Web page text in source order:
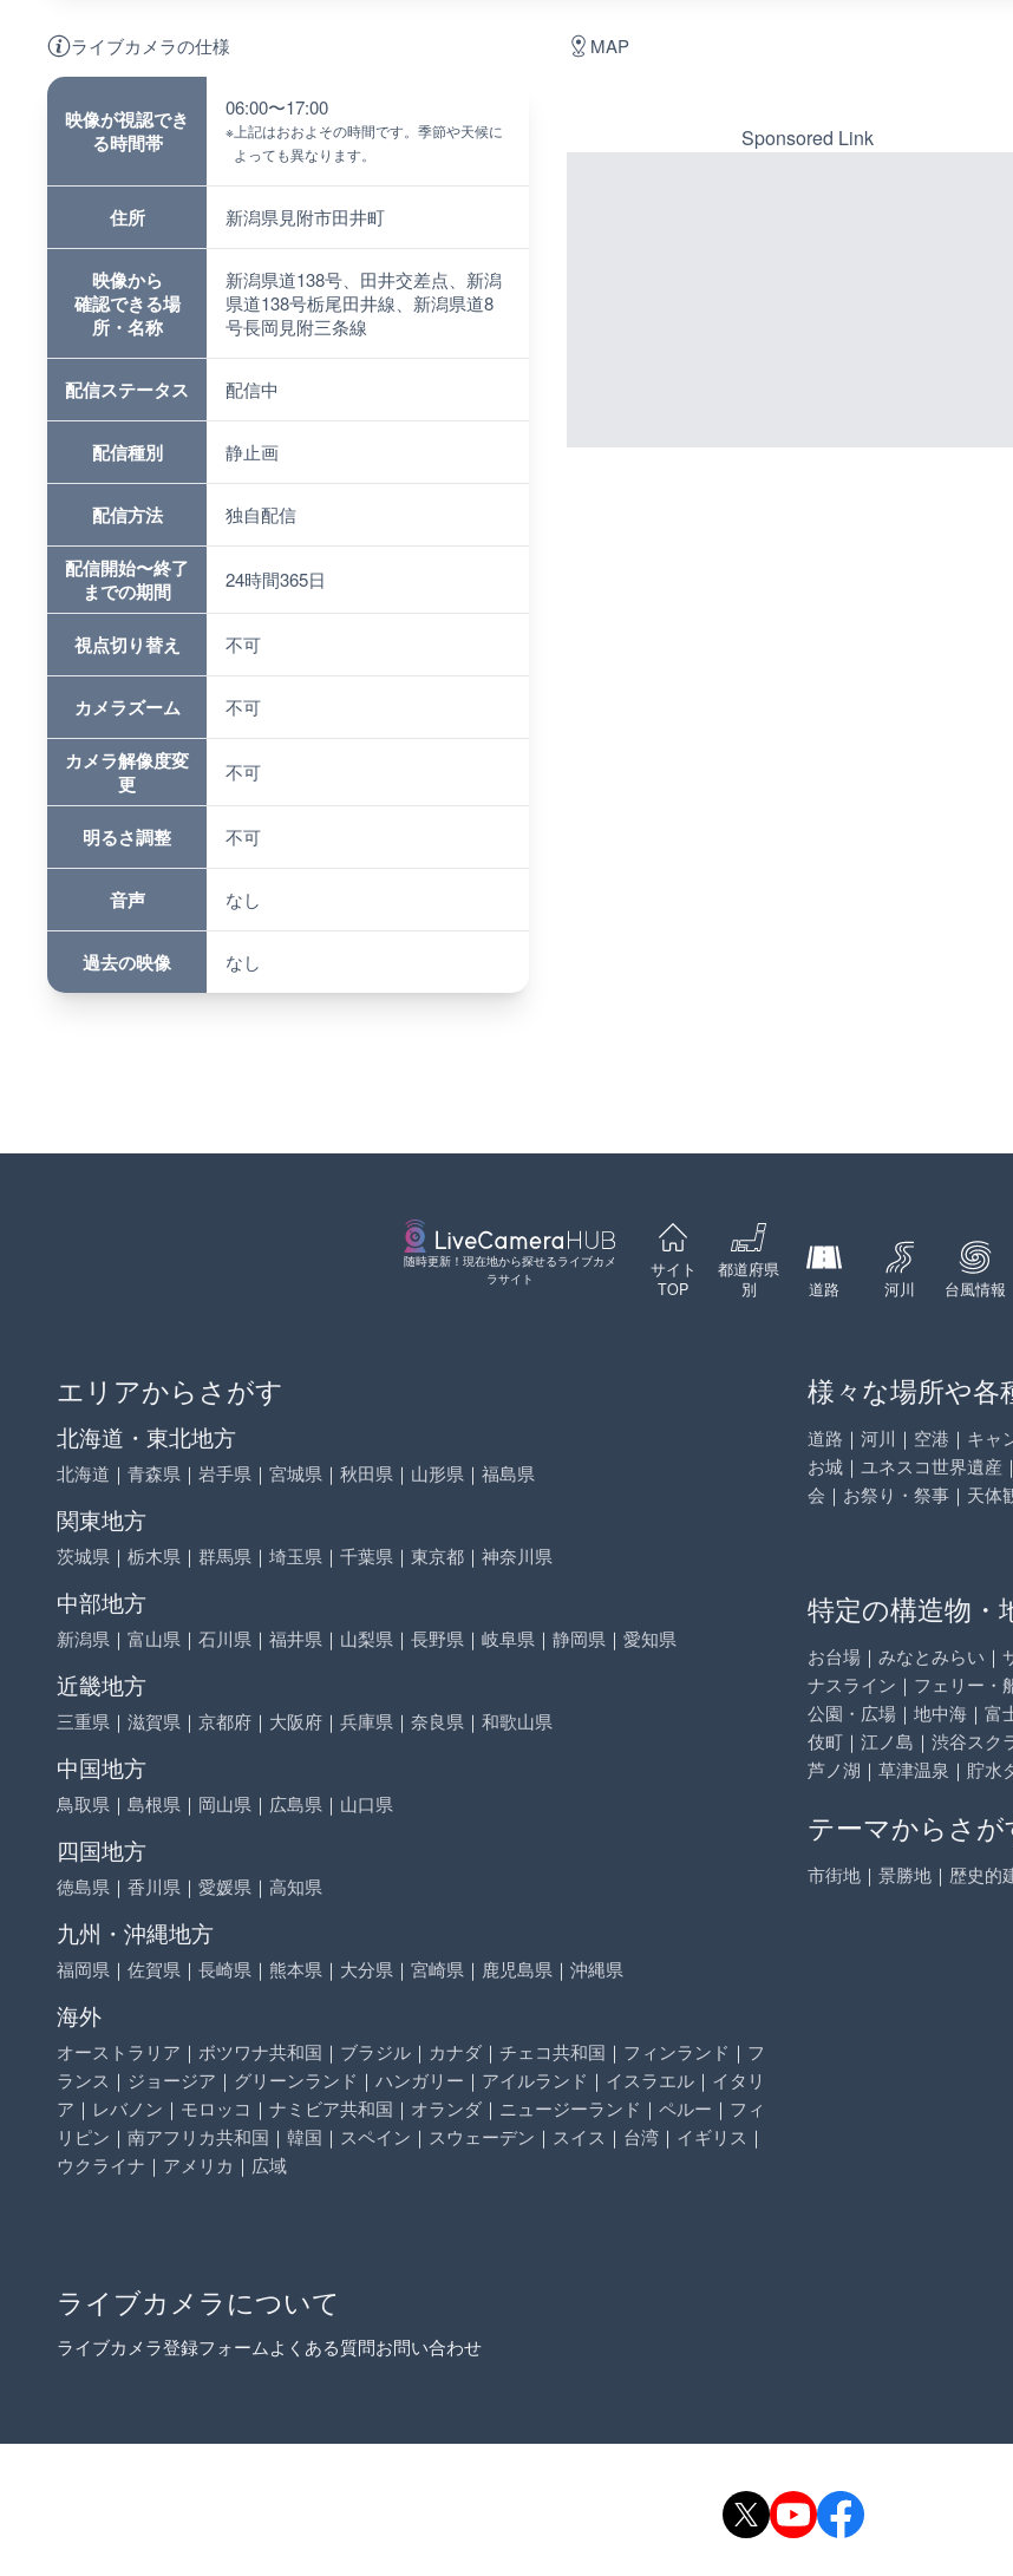
ライブカメラの仕様
映像が視認でき
る時間帯
06:00〜17:00
※ 上記はおおよその時間です。季節や天候に
よっても異なります。
住所 新潟県見附市田井町
映像から
確認できる場
所・名称
新潟県道138号、田井交差点、新潟
県道138号栃尾田井線、新潟県道8
号長岡見附三条線
配信ステータス 配信中
配信種別 静止画
配信方法 独自配信
配信開始〜終了
までの期間
24時間365日
視点切り替え 不可
カメラズーム 不可
カメラ解像度変
更
不可
明るさ調整 不可
音声 なし
過去の映像 なし
MAP
Sponsored Link
随時更新！現在地から探せるライブカメ
ラサイト
サイト
TOP
都道府県
別
道路 河川 台風情報
エリアからさがす
北海道・東北地方
北海道 ｜ 青森県 ｜ 岩手県 ｜ 宮城県 ｜ 秋田県 ｜ 山形県 ｜ 福島県
関東地方
茨城県 ｜ 栃木県 ｜ 群馬県 ｜ 埼玉県 ｜ 千葉県 ｜ 東京都 ｜ 神奈川県
中部地方
新潟県 ｜ 富山県 ｜ 石川県 ｜ 福井県 ｜ 山梨県 ｜ 長野県 ｜ 岐阜県 ｜ 静岡県 ｜ 愛知県
近畿地方
三重県 ｜ 滋賀県 ｜ 京都府 ｜ 大阪府 ｜ 兵庫県 ｜ 奈良県 ｜ 和歌山県
中国地方
鳥取県 ｜ 島根県 ｜ 岡山県 ｜ 広島県 ｜ 山口県
四国地方
徳島県 ｜ 香川県 ｜ 愛媛県 ｜ 高知県
九州・沖縄地方
福岡県 ｜ 佐賀県 ｜ 長崎県 ｜ 熊本県 ｜ 大分県 ｜ 宮崎県 ｜ 鹿児島県 ｜ 沖縄県
海外
オーストラリア ｜ ボツワナ共和国 ｜ ブラジル ｜ カナダ ｜ チェコ共和国 ｜ フィンランド ｜ フ
ランス ｜ ジョージア ｜ グリーンランド ｜ ハンガリー ｜ アイルランド ｜ イスラエル ｜ イタリ
ア ｜ レバノン ｜ モロッコ ｜ ナミビア共和国 ｜ オランダ ｜ ニュージーランド ｜ ペルー ｜ フィ
リピン ｜ 南アフリカ共和国 ｜ 韓国 ｜ スペイン ｜ スウェーデン ｜ スイス ｜ 台湾 ｜ イギリス ｜
ウクライナ ｜ アメリカ ｜ 広域
様々な場所や各
道路 ｜ 河川 ｜ 空港 ｜ キャ
お城 ｜ ユネスコ世界遺産 ｜
会 ｜ お祭り・祭事 ｜ 天体
特定の構造物・
お台場 ｜ みなとみらい ｜
ナスライン ｜ フェリー・
公園・広場 ｜ 地中海 ｜ 富
伎町 ｜ 江ノ島 ｜ 渋谷スク
芦ノ湖 ｜ 草津温泉 ｜ 貯水
テーマからさが
市街地 ｜ 景勝地 ｜ 歴史的
ライブカメラについて
ライブカメラ登録フォームよくある質問お問い合わせ